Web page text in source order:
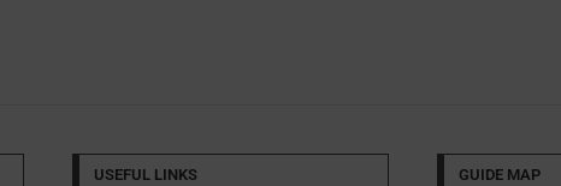
USEFUL LINKS GUIDE MAP